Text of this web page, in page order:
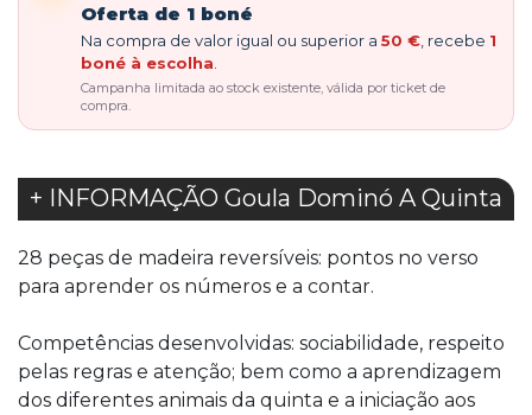
Oferta de 1 boné
Na compra de valor igual ou superior a 50 € , recebe 1
boné à escolha
Campanha limitada ao stock existente, válida por ticket de
compra.
+ INFORMAÇÃO Goula Dominó A Quinta
28 peças de madeira reversíveis: pontos no verso
para aprender os números e a contar.
Competências desenvolvidas: sociabilidade, respeito
pelas regras e atenção; bem como a aprendizagem
dos diferentes animais da quinta e a iniciação aos